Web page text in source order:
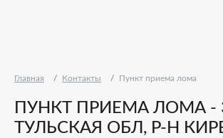
Главная Контакты Пункт приема лома
ПУНКТ ПРИЕМА ЛОМА -
ТУЛЬСКАЯ ОБЛ, Р-Н